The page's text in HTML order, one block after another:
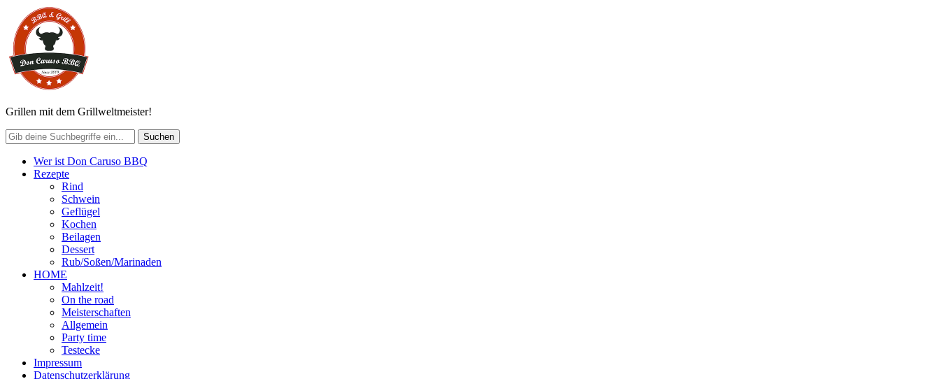
Grillen mit dem Grillweltmeister!
Wer ist Don Caruso BBQ
Rezepte
Rind
Schwein
Geflügel
Kochen
Beilagen
Dessert
Rub/Soßen/Marinaden
HOME
Mahlzeit!
On the road
Meisterschaften
Allgemein
Party time
Testecke
Impressum
Datenschutzerklärung